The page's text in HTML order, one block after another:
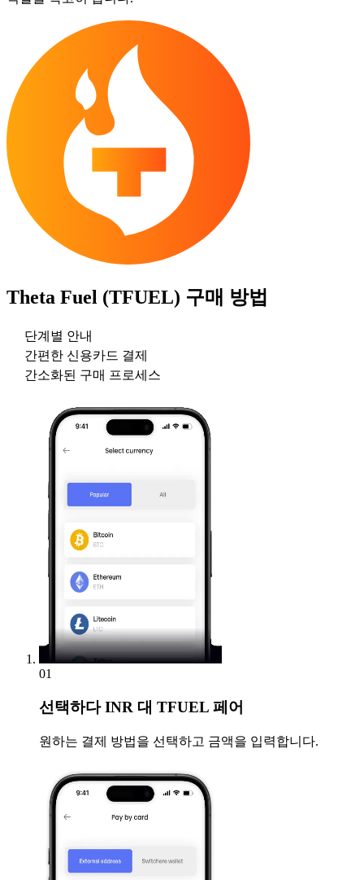
Theta Fuel (TFUEL) 구매 방법
단계별 안내
간편한 신용카드 결제
간소화된 구매 프로세스
01
선택하다INR 대 TFUEL 페어
원하는 결제 방법을 선택하고 금액을 입력합니다.